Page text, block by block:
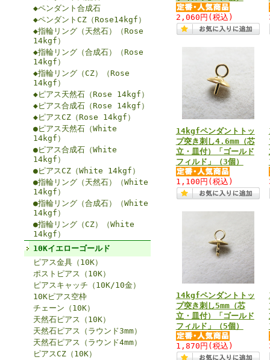
◆ペンダント合成石
◆ペンダントCZ（Rose14kgf）
◆指輪リング（天然石）（Rose
14kgf）
◆指輪リング（合成石）（Rose
14kgf）
◆指輪リング（CZ）（Rose
14kgf）
◆ピアス天然石（Rose 14kgf）
◆ピアス合成石（Rose 14kgf）
◆ピアスCZ（Rose 14kgf）
●ピアス天然石（White
14kgf）
●ピアス合成石（White
14kgf）
●ピアスCZ（White 14kgf）
●指輪リング（天然石）（White
14kgf）
●指輪リング（合成石）（White
14kgf）
●指輪リング（CZ）（White
14kgf）
10Kイエローゴールド
ピアス金具（10K）
ポストピアス（10K）
ピアスキャッチ（10K/10金）
10Kピアス空枠
チェーン（10K）
天然石ピアス（10K）
天然石ピアス（ラウンド3mm）
天然石ピアス（ラウンド4mm）
ピアスCZ（10K）
2,060円 (税込)
14kgfペンダントトッ
プ突き刺し4.6mm（芯
立・皿付）「ゴールド
フィルド」（3個）
1,100円 (税込)
14kgfペンダントトッ
プ突き刺し5mm（芯
立・皿付）「ゴールド
フィルド」（5個）
1,870円 (税込)